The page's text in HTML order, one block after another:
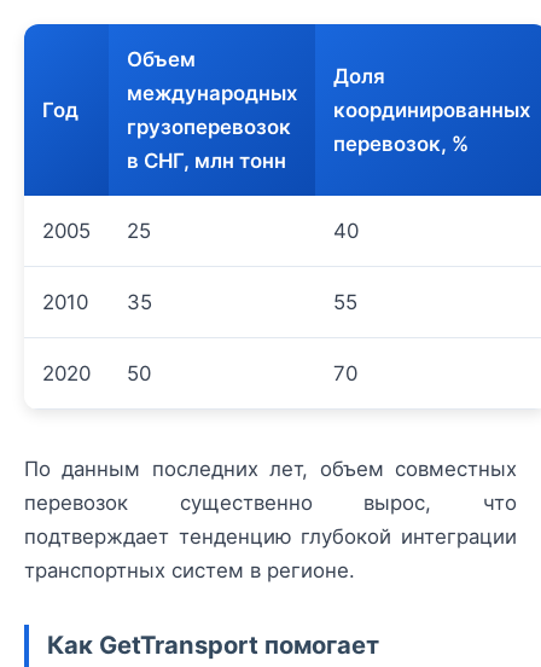
Год
Объем
международных
грузоперевозок
в СНГ, млн тонн
Доля
координированных
перевозок, %
2005 25 40
2010 35 55
2020 50 70
По данным последних лет, объем совместных
перевозок существенно вырос, что
подтверждает тенденцию глубокой интеграции
транспортных систем в регионе.
Как GetTransport помогает